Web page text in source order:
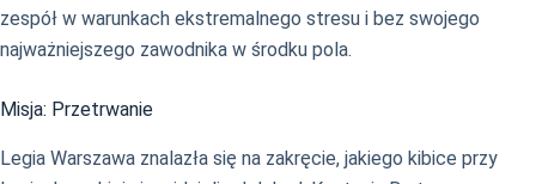
zespół w warunkach ekstremalnego stresu i bez swojego
najważniejszego zawodnika w środku pola.
Misja: Przetrwanie
Legia Warszawa znalazła się na zakręcie, jakiego kibice przy